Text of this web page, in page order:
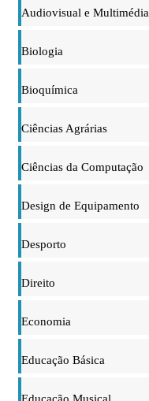
Audiovisual e Multimédia
Biologia
Bioquímica
Ciências Agrárias
Ciências da Computação
Design de Equipamento
Desporto
Direito
Economia
Educação Básica
Educação Musical